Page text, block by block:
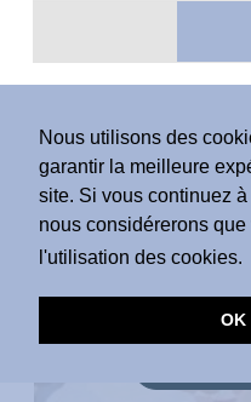
Nous utilisons des
garantir la meilleure
site. Si vous continuez
nous considérerons
l'utilisation des cookies.
OK